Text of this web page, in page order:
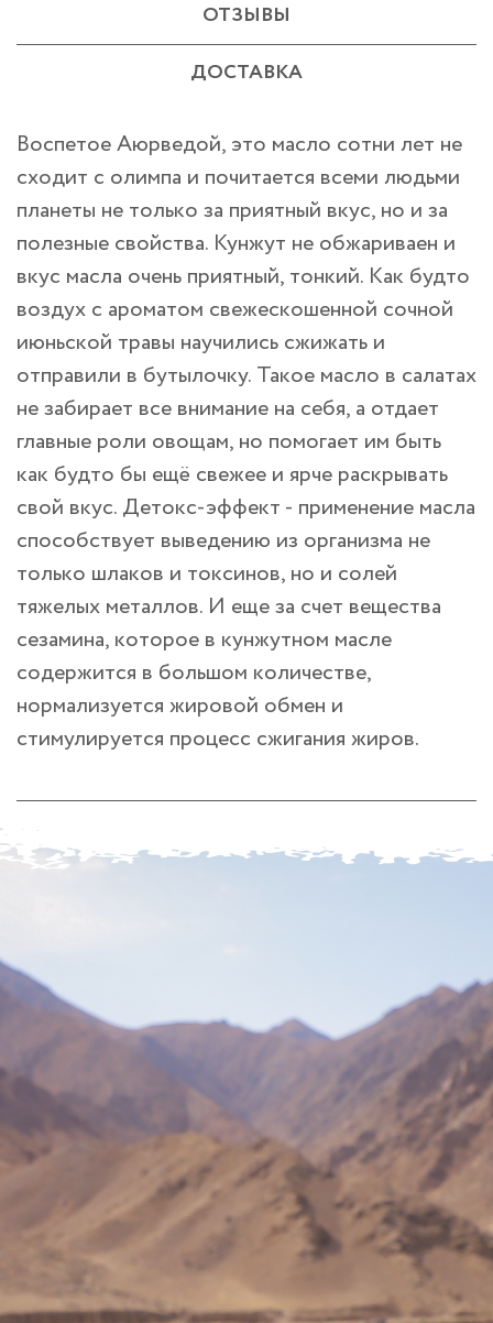
ОТЗЫВЫ
ДОСТАВКА
Воспетое Аюрведой, это масло сотни лет не
сходит с олимпа и почитается всеми людьми
планеты не только за приятный вкус, но и за
полезные свойства. Кунжут не обжариваен и
вкус масла очень приятный, тонкий. Как будто
воздух с ароматом свежескошенной сочной
июньской травы научились сжижать и
отправили в бутылочку. Такое масло в салатах
не забирает все внимание на себя, а отдает
главные роли овощам, но помогает им быть
как будто бы ещё свежее и ярче раскрывать
свой вкус. Детокс-эффект - применение масла
способствует выведению из организма не
только шлаков и токсинов, но и солей
тяжелых металлов. И еще за счет вещества
сезамина, которое в кунжутном масле
содержится в большом количестве,
нормализуется жировой обмен и
стимулируется процесс сжигания жиров.